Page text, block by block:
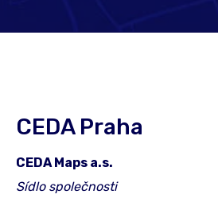
CEDA Praha
CEDA Maps a.s.
Sídlo společnosti